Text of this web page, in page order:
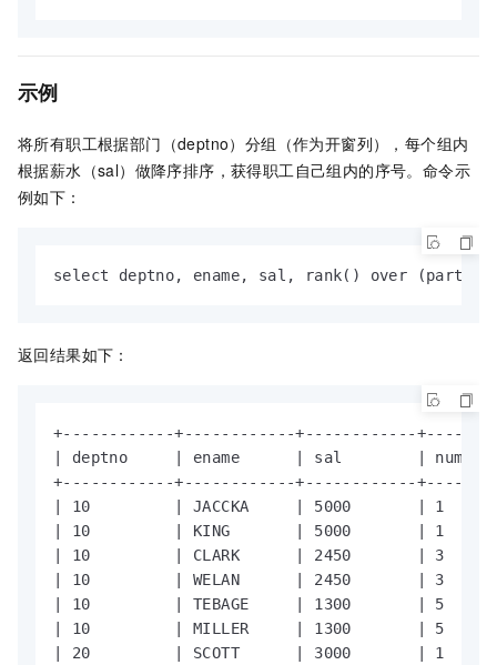
示例
将所有职工根据部门（deptno）分组（作为开窗列），每个组内
根据薪水（sal）做降序排序，获得职工自己组内的序号。命令示
例如下：
select deptno, ename, sal, rank() over
返回结果如下：
+------------+------------+------------
| deptno     | ename      | sal        | nums
+------------+------------+------------
| 10         | JACCKA     | 5000       | 1
| 10         | KING       | 5000       | 1
| 10         | CLARK      | 2450       | 3
| 10         | WELAN      | 2450       | 3
| 10         | TEBAGE     | 1300       | 5
| 10         | MILLER     | 1300       | 5
| 20         | SCOTT      | 3000       | 1